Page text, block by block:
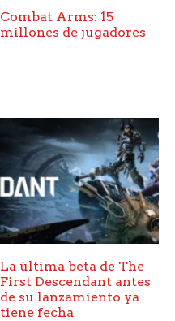
Combat Arms: 15
millones de jugadores
La última beta de The
First Descendant antes
de su lanzamiento ya
tiene fecha